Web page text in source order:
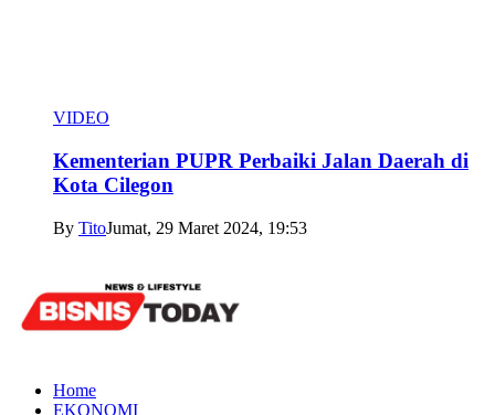
VIDEO
Kementerian PUPR Perbaiki Jalan Daerah di
Kota Cilegon
By TitoJumat, 29 Maret 2024, 19:53
Home
EKONOMI